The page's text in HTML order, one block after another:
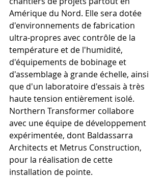
Amérique du Nord. Elle sera dotée
d'environnements de fabrication
ultra-propres avec contrôle de la
température et de l'humidité,
d'équipements de bobinage et
d'assemblage à grande échelle, ainsi
que d'un laboratoire d'essais à très
haute tension entièrement isolé.
Northern Transformer collabore
avec une équipe de développement
expérimentée, dont Baldassarra
Architects et Metrus Construction,
pour la réalisation de cette
installation de pointe.